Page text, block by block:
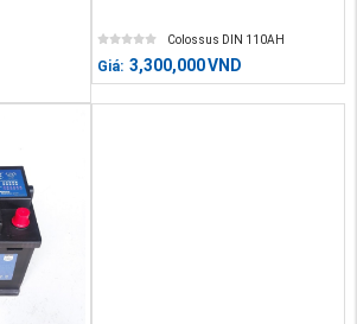
Colossus DIN 110AH
Giá: 3,300,000VND